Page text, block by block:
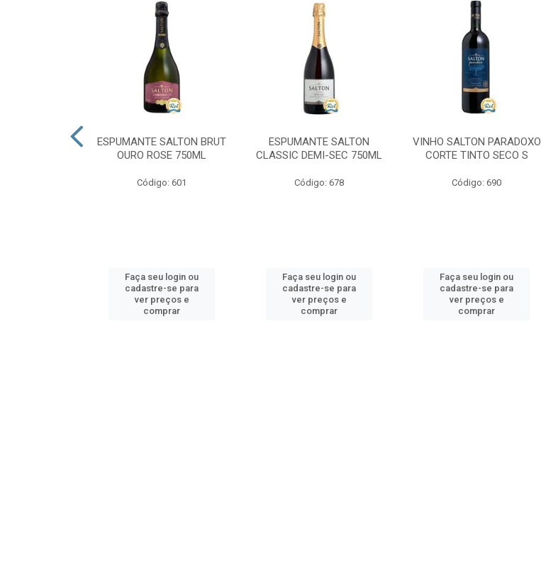
ESPUMANTE SALTON BRUT
OURO ROSE 750ML
Código: 601
Faça seu login ou
cadastre-se para
ver preços e
comprar
ESPUMANTE SALTON
CLASSIC DEMI-SEC 750ML
Código: 678
Faça seu login ou
cadastre-se para
ver preços e
comprar
VINHO SALTON PARADOXO
CORTE TINTO SECO S
Código: 690
Faça seu login ou
cadastre-se para
ver preços e
comprar